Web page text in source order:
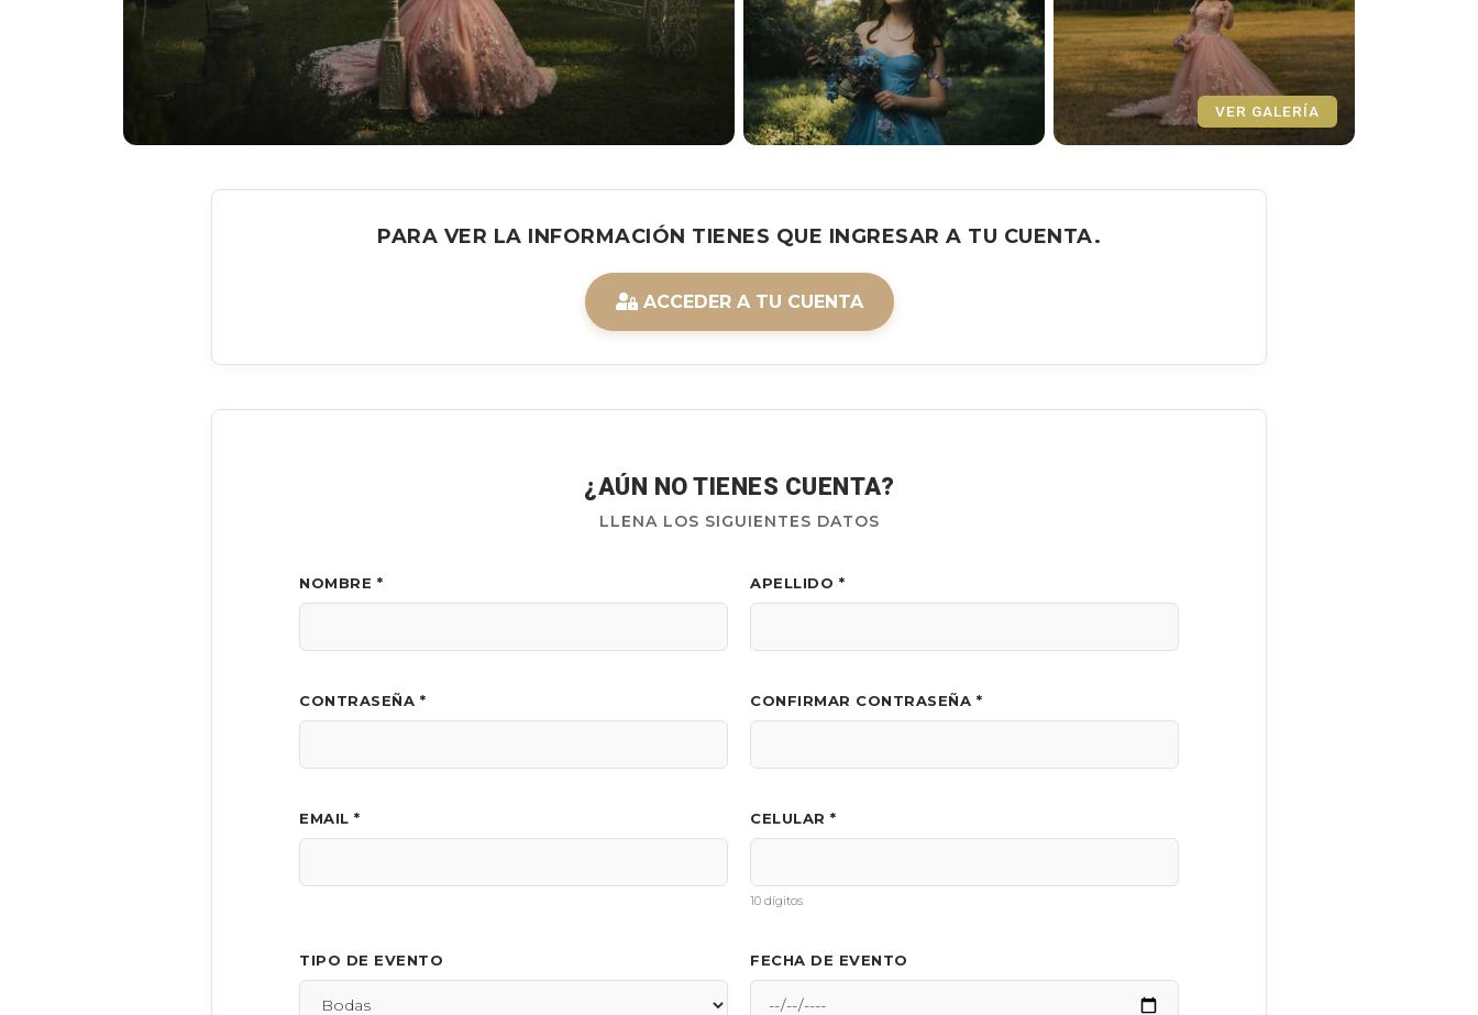
VER GALERÍA
PARA VER LA INFORMACIÓN TIENES QUE INGRESAR A TU CUENTA.
ACCEDER A TU CUENTA
¿AÚN NO TIENES CUENTA?
LLENA LOS SIGUIENTES DATOS
NOMBRE * APELLIDO *
CONTRASEÑA * CONFIRMAR CONTRASEÑA *
EMAIL * CELULAR *
10 dígitos
TIPO DE EVENTO FECHA DE EVENTO